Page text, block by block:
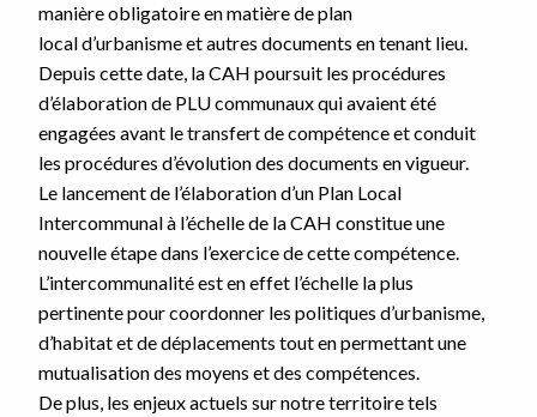
manière obligatoire en matière de plan
local d’urbanisme et autres documents en tenant lieu.
Depuis cette date, la CAH poursuit les procédures
d’élaboration de PLU communaux qui avaient été
engagées avant le transfert de compétence et conduit
les procédures d’évolution des documents en vigueur.
Le lancement de l’élaboration d’un Plan Local
Intercommunal à l’échelle de la CAH constitue une
nouvelle étape dans l’exercice de cette compétence.
L’intercommunalité est en effet l’échelle la plus
pertinente pour coordonner les politiques d’urbanisme,
d’habitat et de déplacements tout en permettant une
mutualisation des moyens et des compétences.
De plus, les enjeux actuels sur notre territoire tels